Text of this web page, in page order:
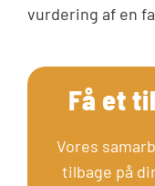
vurdering af en
Få et
Vores
tilbage på